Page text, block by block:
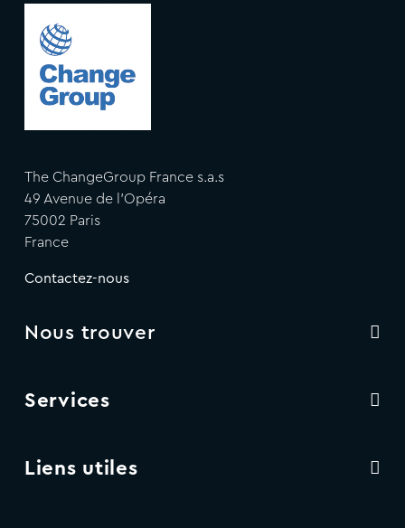
The ChangeGroup France s.a.s
49 Avenue de l'Opéra
75002 Paris
France
Contactez-nous
Nous trouver
Services
Liens utiles